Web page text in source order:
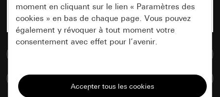
moment en cliquant sur le lien « Paramètres des
cookies » en bas de chaque page. Vous pouvez
également y révoquer à tout moment votre
consentement avec effet pour l’avenir.
Tous les cookies dont nous avons besoin pour